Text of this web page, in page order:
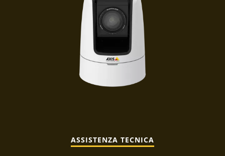
ASSISTENZA TECNICA